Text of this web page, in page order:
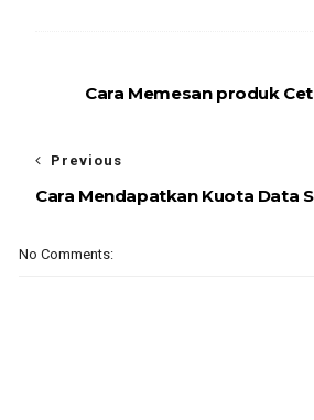
Cara Memesan produk
Previous
Cara Mendapatkan Kuota Data
No Comments: